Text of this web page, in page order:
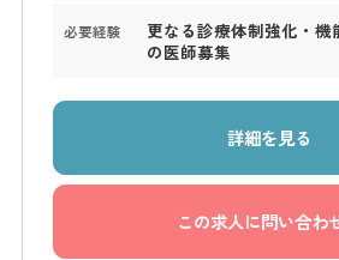
必要経験
更なる診療体制強化・機
の医師募集
詳細を見る
この求人に問い合わ